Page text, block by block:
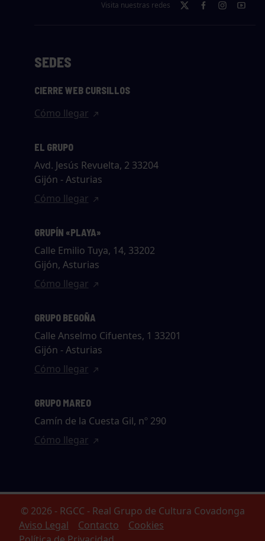
Visita nuestras redes
SEDES
CIERRE WEB CURSILLOS
Cómo llegar
EL GRUPO
Avd. Jesús Revuelta, 2 33204
Gijón - Asturias
Cómo llegar
GRUPÍN «PLAYA»
Calle Emilio Tuya, 14, 33202
Gijón, Asturias
Cómo llegar
GRUPO BEGOÑA
Calle Anselmo Cifuentes, 1 33201
Gijón - Asturias
Cómo llegar
GRUPO MAREO
Camín de la Cuesta Gil, nº 290
Cómo llegar
© 2026 - RGCC - Real Grupo de Cultura Covadonga
Aviso Legal
Contacto
Cookies